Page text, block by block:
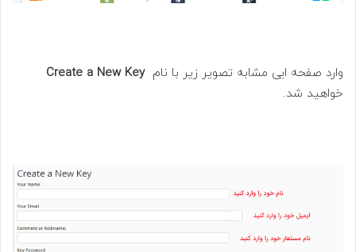
وارد صفحه ایی مشابه تصویر زیر با نامCreate a New Key
خواهید شد.